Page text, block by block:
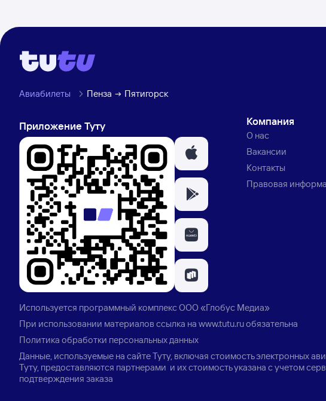
Авиабилеты Пенза Пятигорск
Приложение Туту Компания
О нас
Вакансии
Контакты
Правовая
Используется программный комплексООО «Глобус Медиа»
При использовании материалов ссылка на www.tutu.ruобязательна
Политика обработки персональных данных
Данные, используемые на сайте Туту, включая стоимость электронных
Туту, предоставляются партнерами и их стоимость указана с учетом
подтверждения заказа